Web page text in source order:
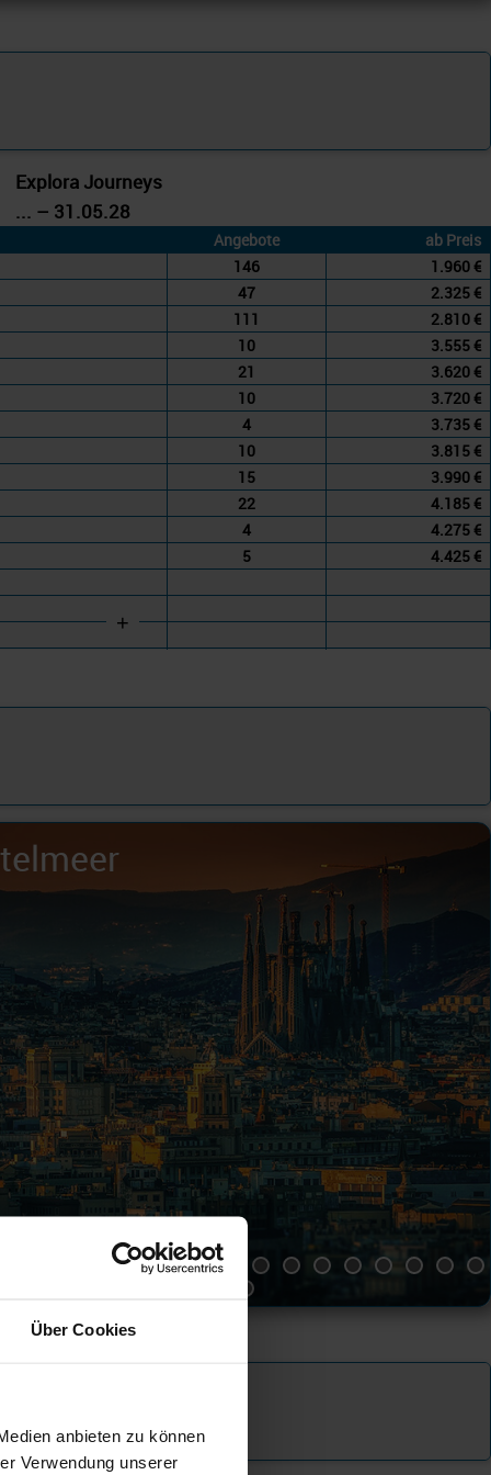
Über Cookies
anbieten zu können
Verwendung unserer
Explora Journeys
... – 31.05.28
Angebote
ab Preis
146
1.960 €
47
2.325 €
111
2.810 €
10
3.555 €
21
3.620 €
10
3.720 €
4
3.735 €
10
3.815 €
15
3.990 €
22
4.185 €
4
4.275 €
5 4.425 €
+